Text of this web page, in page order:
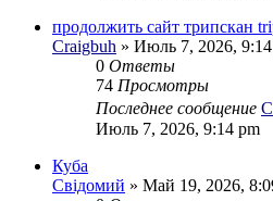
продолжить сайт трипскан
Craigbuh » Июль 7, 2026,
0 Ответы
74 Просмотры
Последнее сообщение
Июль 7, 2026, 9:14 pm
Куба
Свідомий » Май 19, 2026,